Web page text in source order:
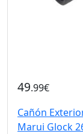
49.99€
Cañón
Marui Glock